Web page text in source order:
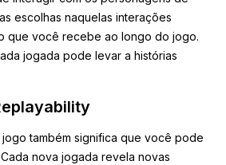
escolhas naquelas interações
que você recebe ao longo do jogo.
jogada pode levar a histórias
também significa que você pode
nova jogada revela novas